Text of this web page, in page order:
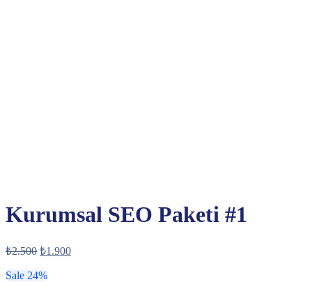
Kurumsal SEO Paketi #1
₺2.500 Orijinal
₺2.500.
₺1.900Şu
Sale 24%